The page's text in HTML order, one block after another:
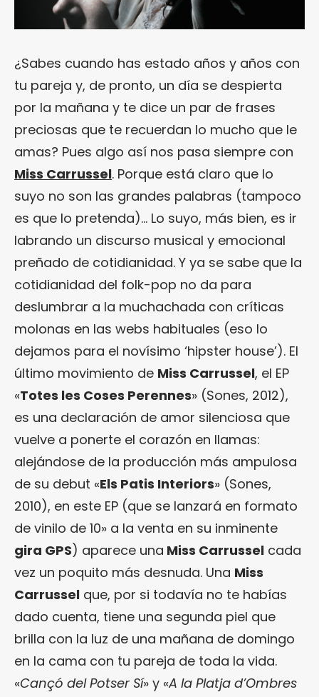
¿Sabes cuando has estado años y años con
tu pareja y, de pronto, un día se despierta
por la mañana y te dice un par de frases
preciosas que te recuerdan lo mucho que le
amas? Pues algo así nos pasa siempre con
Miss Carrussel. Porque está claro que lo
suyo no son las grandes palabras (tampoco
es que lo pretenda)… Lo suyo, más bien, es ir
labrando un discurso musical y emocional
preñado de cotidianidad. Y ya se sabe que la
cotidianidad del folk-pop no da para
deslumbrar a la muchachada con críticas
molonas en las webs habituales (eso lo
dejamos para el novísimo ‘hipster house’). El
último movimiento de Miss Carrussel, el EP
«Totes les Coses Perennes» (Sones, 2012),
es una declaración de amor silenciosa que
vuelve a ponerte el corazón en llamas:
alejándose de la producción más ampulosa
de su debut «Els Patis Interiors» (Sones,
2010), en este EP (que se lanzará en formato
de vinilo de 10» a la venta en su inminente
gira GPS) aparece una Miss Carrussel cada
vez un poquito más desnuda. Una Miss
Carrussel que, por si todavía no te habías
dado cuenta, tiene una segunda piel que
brilla con la luz de una mañana de domingo
en la cama con tu pareja de toda la vida.
«Cançó del Potser Sí» y «A la Platja d’Ombres